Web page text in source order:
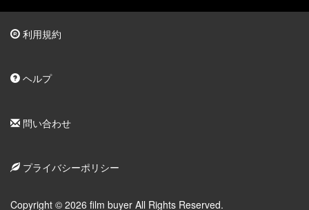
利用規約
ヘルプ
問い合わせ
プライバシーポリシー
Copyright © 2026 film buyer All Rights Reserved.